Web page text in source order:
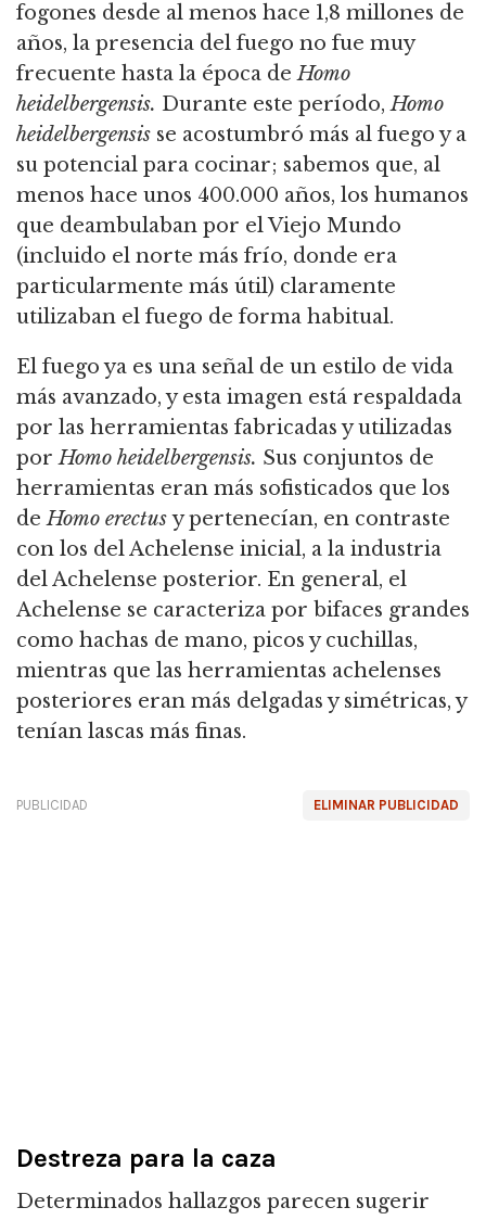
fogones desde al menos hace 1,8 millones de
años, la presencia del fuego no fue muy
frecuente hasta la época deHomo
heidelbergensis. Durante este período,Homo
heidelbergensis se acostumbró más al fuego y a
su potencial para cocinar; sabemos que, al
menos hace unos 400.000 años, los humanos
que deambulaban por el Viejo Mundo
(incluido el norte más frío, donde era
particularmente más útil) claramente
utilizaban el fuego de forma habitual.
El fuego ya es una señal de un estilo de vida
más avanzado, y esta imagen está respaldada
por las herramientas fabricadas y utilizadas
porHomo heidelbergensis. Sus conjuntos de
herramientas eran más sofisticados que los
deHomo erectusy pertenecían, en contraste
con los del Achelense inicial, a la industria
del Achelense posterior. En general, el
Achelense se caracteriza por bifaces grandes
como hachas de mano, picos y cuchillas,
mientras que las herramientas achelenses
posteriores eran más delgadas y simétricas, y
tenían lascas más finas.
ELIMINAR PUBLICIDAD
PUBLICIDAD
Destreza para la caza
Determinados hallazgos parecen sugerir